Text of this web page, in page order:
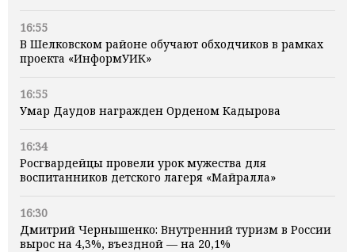
16:55
В Шелковском районе обучают обходчиков в рамках
проекта «ИнформУИК»
16:55
Умар Даудов награжден Орденом Кадырова
16:34
Росгвардейцы провели урок мужества для
воспитанников детского лагеря «Майралла»
16:30
Дмитрий Чернышенко: Внутренний туризм в России
вырос на 4,3%, въездной — на 20,1%